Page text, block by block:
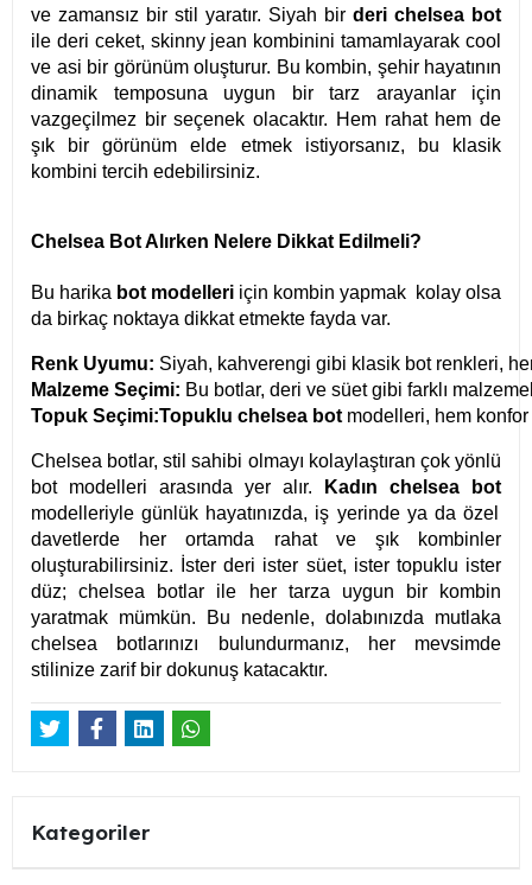
ve zamansız bir stil yaratır. Siyah bir deri chelsea bot
ile deri ceket, skinny jean kombinini tamamlayarak cool
ve asi bir görünüm oluşturur. Bu kombin, şehir hayatının
dinamik temposuna uygun bir tarz arayanlar için
vazgeçilmez bir seçenek olacaktır. Hem rahat hem de
şık bir görünüm elde etmek istiyorsanız, bu klasik
kombini tercih edebilirsiniz.
Chelsea Bot Alırken Nelere Dikkat Edilmeli?
Bu harika bot modelleri için kombin yapmak kolay olsa
da birkaç noktaya dikkat etmekte fayda var.
Renk Uyumu: Siyah, kahverengi gibi klasik bot renkleri,
Malzeme Seçimi: Bu botlar, deri ve süet gibi farklı
Topuk Seçimi:Topuklu chelsea bot modelleri, hem
Chelsea botlar, stil sahibi olmayı kolaylaştıran çok yönlü
bot modelleri arasında yer alır.
Kadın chelsea bot
modelleriyle günlük hayatınızda, iş yerinde ya da özel
davetlerde her ortamda rahat ve şık kombinler
oluşturabilirsiniz. İster deri ister süet, ister topuklu ister
düz; chelsea botlar ile her tarza uygun bir kombin
yaratmak mümkün. Bu nedenle, dolabınızda mutlaka
chelsea botlarınızı bulundurmanız, her mevsimde
stilinize zarif bir dokunuş katacaktır.
Kategoriler